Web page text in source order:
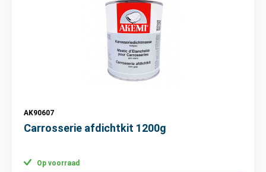
AK90607
Carrosserie afdichtkit 1200g
Op voorraad